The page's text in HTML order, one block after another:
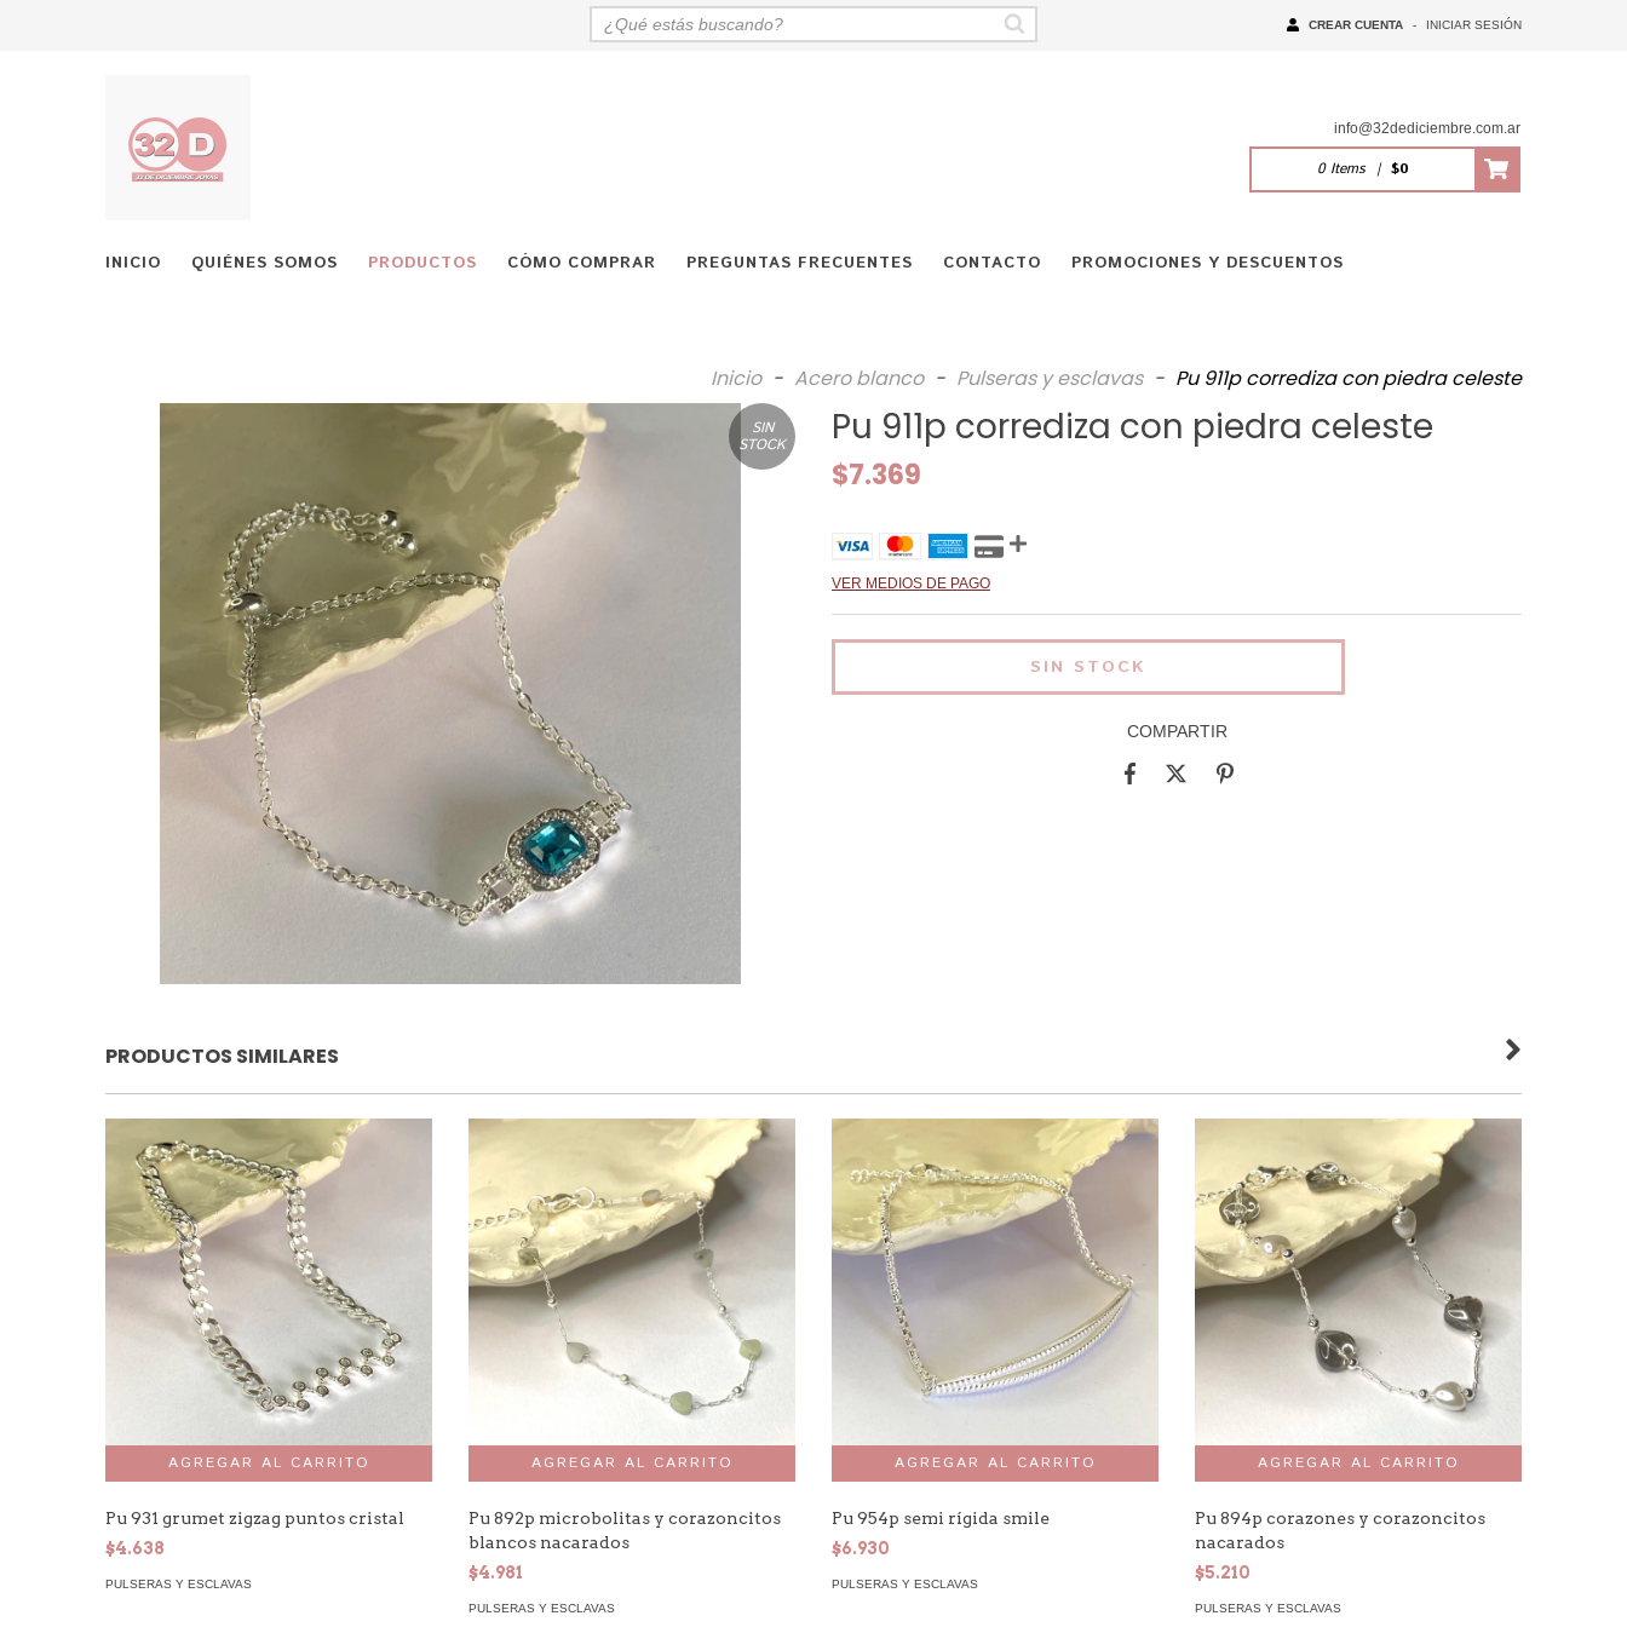
CREAR CUENTA - INICIAR SESIÓN
info@32dediciembre.com.ar
0 Items | $0
INICIO QUIÉNES SOMOS PRODUCTOS CÓMO COMPRAR PREGUNTAS FRECUENTES CONTACTO PROMOCIONES Y DESCUENTOS
Inicio - Acero blanco - Pulseras y esclavas - Pu 911p corrediza con piedra celeste
SIN
STOCK
Pu 911p corrediza con piedra celeste
$7.369
VER MEDIOS DE PAGO
COMPARTIR
PRODUCTOS SIMILARES
Pu 931 grumet zigzag puntos cristal
$4.638
PULSERAS Y ESCLAVAS
Pu 892p microbolitas y corazoncitos
blancos nacarados
$4.981
PULSERAS Y ESCLAVAS
Pu 954p semi rígida smile
$6.930
PULSERAS Y ESCLAVAS
Pu 894p corazones y corazoncitos
nacarados
$5.210
PULSERAS Y ESCLAVAS